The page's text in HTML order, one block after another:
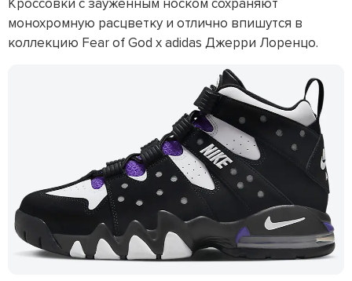
Кроссовки с зауженным носком сохраняют
монохромную расцветку и отлично впишутся в
коллекцию Fear of God x adidas Джерри Лоренцо.